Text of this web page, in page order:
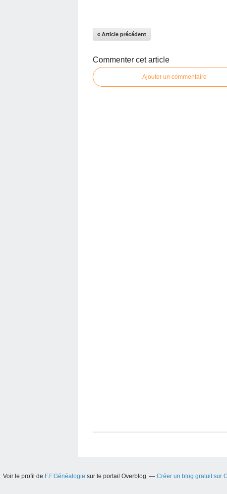
« Article précédent
Commenter cet article
Ajouter un commentaire
Voir le profil de F.F.Généalogie sur le portail Overblog Créer un blog gratuit sur